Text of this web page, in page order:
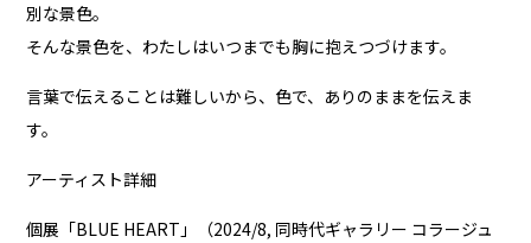
別な景色。
そんな景色を、わたしはいつまでも胸に抱えつづけます。
言葉で伝えることは難しいから、色で、ありのままを伝えま
す。
アーティスト詳細
個展「BLUE HEART」（2024/8, 同時代ギャラリー コラージュ